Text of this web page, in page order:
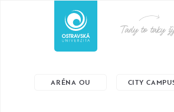
Tady to taky
ARÉNA OU CITY